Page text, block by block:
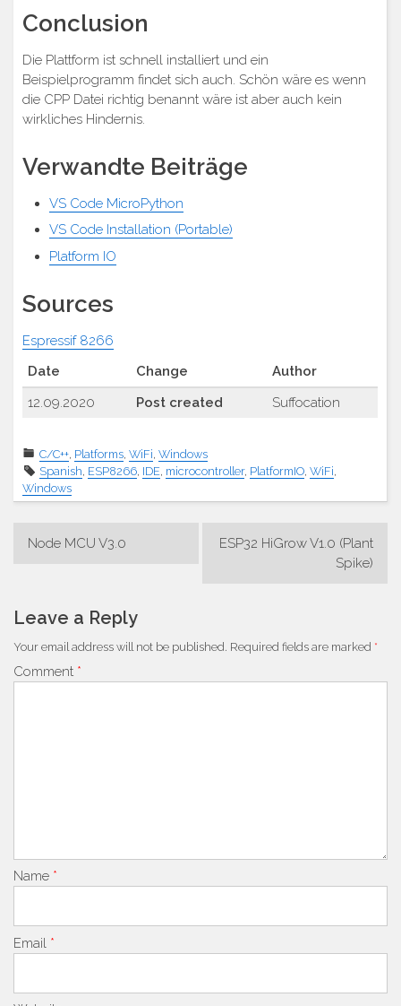
Conclusion
Die Plattform ist schnell installiert und ein
Beispielprogramm findet sich auch. Schön wäre es wenn
die CPP Datei richtig benannt wäre ist aber auch kein
wirkliches Hindernis.
Verwandte Beiträge
VS Code MicroPython
VS Code Installation (Portable)
Platform IO
Sources
Espressif 8266
Date
Change
Author
12.09.2020
Post created Suffocation
C/C++, Platforms, WiFi, Windows
Spanish, ESP8266, IDE, microcontroller, PlatformIO, WiFi,
Windows
Post
Node MCU V3.0
ESP32 HiGrow V1.0 (Plant
Spike)
Leave a Reply
Your email address will not be published. Required fields are marked *
Comment *
Name *
Email *